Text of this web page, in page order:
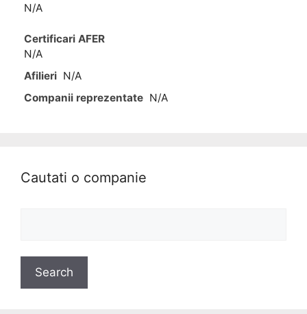
N/A
Certificari AFER
N/A
Afilieri N/A
Companii reprezentate N/A
Cautati o companie